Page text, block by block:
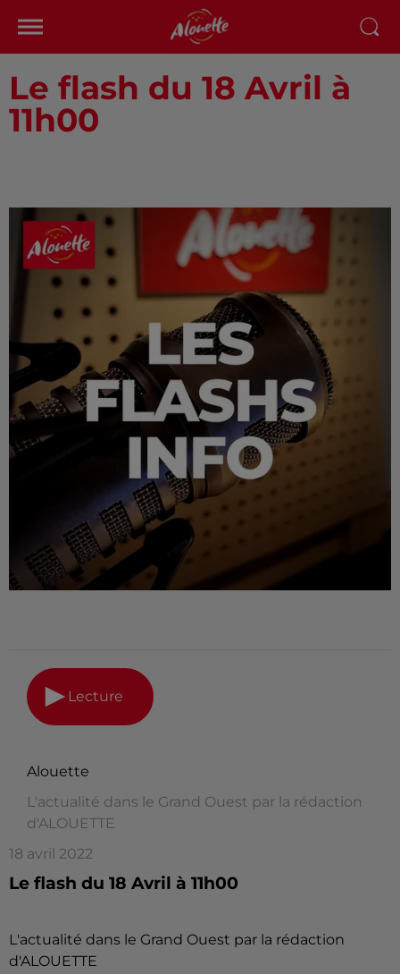
Le flash du 18 Avril à
11h00
Lecture
Alouette
L'actualité dans le Grand Ouest par la rédaction
d'ALOUETTE
18 avril 2022
Le flash du 18 Avril à 11h00
L'actualité dans le Grand Ouest par la rédaction
d'ALOUETTE